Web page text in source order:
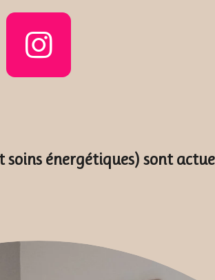
I
t
r
soins énergétiques) sont